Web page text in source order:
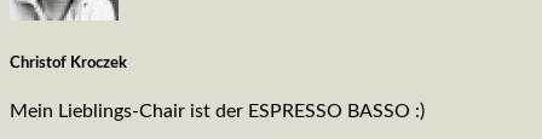
Christof Kroczek
Mein Lieblings-Chair ist der ESPRESSO BASSO :)